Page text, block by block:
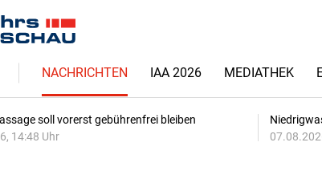
NACHRICHTEN IAA 2026 MEDIATHEK
soll vorerst gebührenfrei bleiben
14:48 Uhr